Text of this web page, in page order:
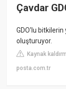
Çavdar
GDO'lu bitkilerin
oluşturuyor.
Kaynak
posta.com.tr